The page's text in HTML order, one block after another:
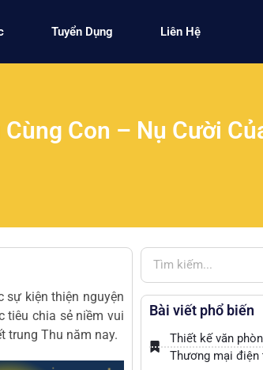
Tuyển Dụng Liên Hệ
Con – Nụ Cười
kiện thiện nguyện
tiêu chia sẻ niềm vui
trung Thu năm nay.
Bài viết phổ biến
Thiết kế văn
Thương mại điện